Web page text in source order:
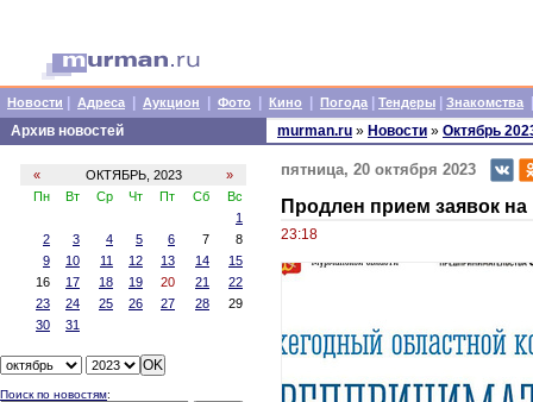
Новости Адреса Аукцион Фото Кино Погода Тендеры Знакомства
Архив новостей
« ОКТЯБРЬ, 2023
»
Пн
Вт Ср Чт Пт Сб
Вс
1
2
3 4 5 6 7
8
9
10 11 12 13 14
15
16
17 18 19 20 21
22
23
24 25 26 27 28
29
30
31
Поиск по новостям:
murman.ru » Новости » Октябрь
пятница, 20 октября 2023
Продлен прием заявок
23:18